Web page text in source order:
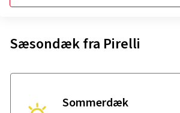
Sæsondæk fra Pirelli
Sommerdæk